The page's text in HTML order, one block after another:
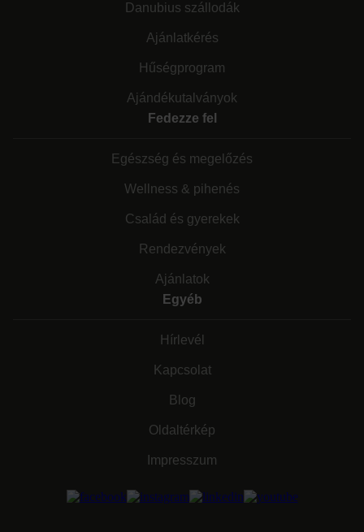
Danubius szállodák
Ajánlatkérés
Hűségprogram
Ajándékutalványok
Fedezze fel
Egészség és megelőzés
Wellness & pihenés
Család és gyerekek
Rendezvények
Ajánlatok
Egyéb
Hírlevél
Kapcsolat
Blog
Oldaltérkép
Impresszum